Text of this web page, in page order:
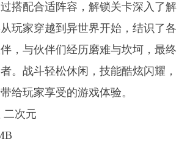
搭配合适阵容，解锁关卡深入了解
玩家穿越到异世界开始，结识了各
，与伙伴们经历磨难与坎坷，最终
。战斗轻松休闲，技能酷炫闪耀，
给玩家享受的游戏体验。
二次元